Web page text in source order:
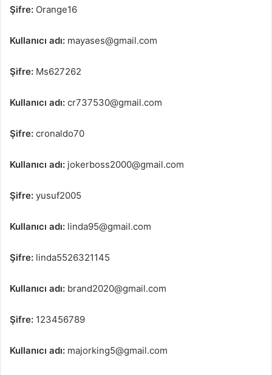
Şifre: Orange16
Kullanıcı adı: mayases@gmail.com
Şifre: Ms627262
Kullanıcı adı: cr737530@gmail.com
Şifre: cronaldo70
Kullanıcı adı: jokerboss2000@gmail.com
Şifre: yusuf2005
Kullanıcı adı: linda95@gmail.com
Şifre: linda5526321145
Kullanıcı adı: brand2020@gmail.com
Şifre: 123456789
Kullanıcı adı: majorking5@gmail.com